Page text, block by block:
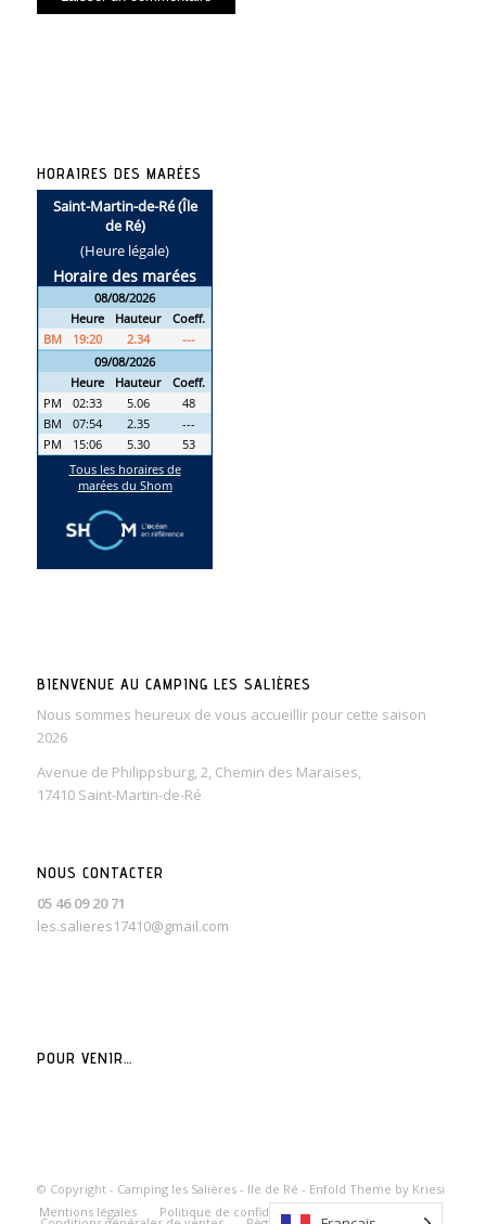
HORAIRES DES MARÉES
BIENVENUE AU CAMPING LES SALIÈRES
Nous sommes heureux de vous accueillir pour cette saison
2026
Avenue de Philippsburg, 2, Chemin des Maraises,
17410 Saint-Martin-de-Ré
NOUS CONTACTER
05 46 09 20 71
les.salieres17410@gmail.com
POUR VENIR…
© Copyright - Camping les Salières - Ile de Ré - Enfold Theme by Kriesi
Mentions légales
Politique de confidentialité